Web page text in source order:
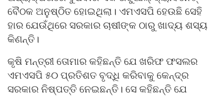
ବୈଠକ ଅନୁଷ୍ଠିତ ହୋଇଥିଲା। ଏମଏସପି ହେଉଛି ସେହି
ହାର ଯେଉଁଥିରେ ସରକାର ଚାଷୀଙ୍କ ଠାରୁ ଖାଦ୍ୟ ଶସ୍ୟ
କିଣନ୍ତି।
କୃଷି ମନ୍ତ୍ରୀ ତୋମାର କହିଛନ୍ତି ଯେ ଖରିଫ ଫସଲର
ଏମଏସପି ୫୦ ପ୍ରତିଶତ ବୃଦ୍ଧି କରିବାକୁ କେନ୍ଦ୍ର
ସରକାର ନିଷ୍ପତ୍ତି ନେଇଛନ୍ତି। ସେ କହିଛନ୍ତି ଯେ